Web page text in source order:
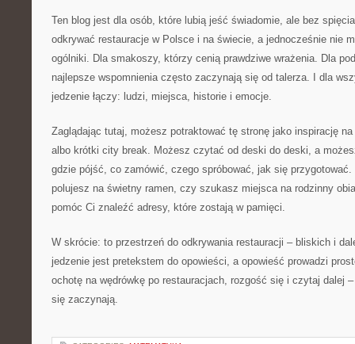
Ten blog jest dla osób, które lubią jeść świadomie, ale bez
odkrywać restauracje w Polsce i na świecie, a jednocześnie nie
ogólniki. Dla smakoszy, którzy cenią prawdziwe wrażenia. Dla
najlepsze wspomnienia często zaczynają się od talerza. I dla
jedzenie łączy: ludzi, miejsca, historie i emocje.
Zaglądając tutaj, możesz potraktować tę stronę jako inspirację
albo krótki city break. Możesz czytać od deski do deski, a
gdzie pójść, co zamówić, czego spróbować, jak się
polujesz na świetny ramen, czy szukasz miejsca na rodzinny
pomóc Ci znaleźć adresy, które zostają w pamięci.
W skrócie: to przestrzeń do odkrywania restauracji – bliskich i
jedzenie jest pretekstem do opowieści, a opowieść prowadzi
ochotę na wędrówkę po restauracjach, rozgość się i czytaj dalej
się zaczynają.